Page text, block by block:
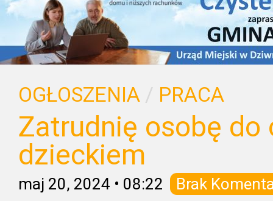
OGŁOSZENIA / PRACA
Zatrudnię osobę do
dzieckiem
maj 20, 2024 • 08:22 Brak